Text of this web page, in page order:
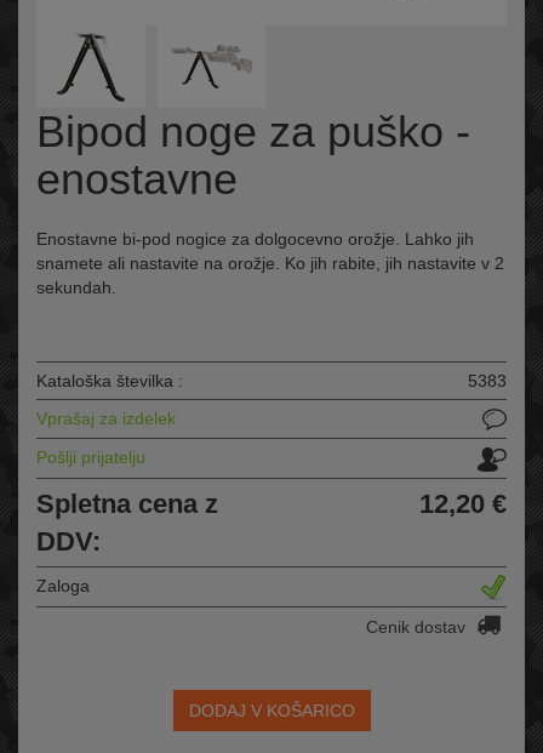
Bipod noge za puško -
enostavne
Enostavne bi-pod nogice za dolgocevno orožje. Lahko jih
snamete ali nastavite na orožje. Ko jih rabite, jih nastavite v 2
sekundah.
Kataloška številka :
5383
Vprašaj za izdelek
Pošlji prijatelju
Spletna cena z
DDV:
12,20 €
Zaloga
Cenik dostav
DODAJ V KOŠARICO